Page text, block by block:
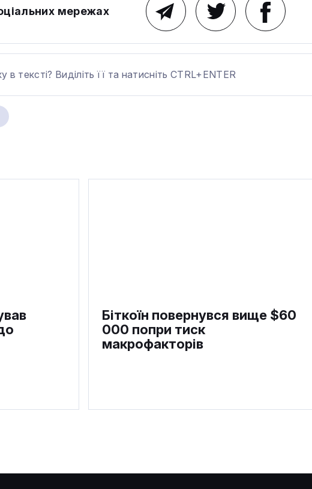
мережах
тексті? Виділіть її та натисніть CTRL+ENTER
Біткоїн повернувся вище $60
000 попри тиск
макрофакторів